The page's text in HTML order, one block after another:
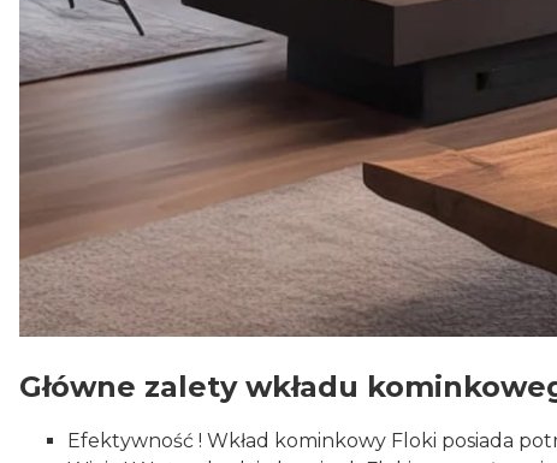
Główne zalety wkładu
Efektywność ! Wkład kominkowy Floki posiada